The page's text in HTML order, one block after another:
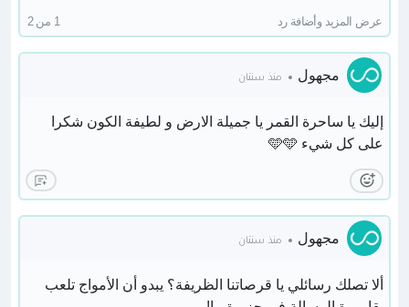
على العهد للجنة أو تتكاسلين؟ أضمنت القبول أم رضيت
بالذبول؟ لا تجيبي علي بل افعلي على نفسك، صبرا صبرا فإنها
أيام تمر و الجائزة تستحق التعب يا غالية، نريد العودة لموطننا
الأصلي فصبرا و عزما و قوة!🌸
عرض المزيد وأضافة رد 1 من 2
مجهول منذ سنتان
إليك يا ساحرة القمر يا جميلة الارض و لطيفة الكون شكرا
على كل شيء 🩵🩵
مجهول منذ سنتان
ألا تصلك رسائلي يا قرصاتنا الظريفة؟ يبدو أن الأمواج تلعب